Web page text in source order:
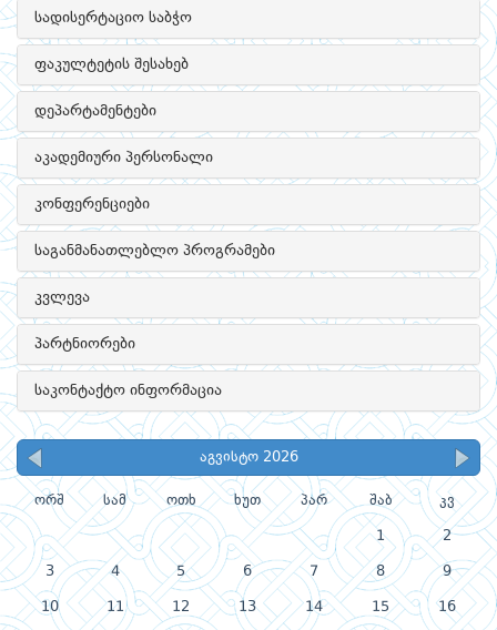
სადისერტაციო საბჭო
ფაკულტეტის შესახებ
დეპარტამენტები
აკადემიური პერსონალი
კონფერენციები
საგანმანათლებლო პროგრამები
კვლევა
პარტნიორები
საკონტაქტო ინფორმაცია
აგვისტო 2026
ორშ სამ ოთხ ხუთ პარ შაბ კვ
1 2
3 4 5 6 7 8 9
10 11 12 13 14 15 16